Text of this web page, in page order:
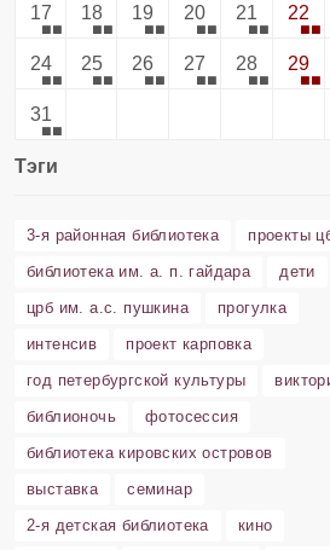
17 18 19 20 21 22
24 25 26 27 28 29
31
Тэги
3-я районная библиотека
проекты
библиотека им. а. п. гайдара
дети
црб им. а.с. пушкина
прогулка
интенсив
проект карповка
год петербургской культуры
библионочь
фотосессия
библиотека кировских островов
выставка
семинар
2-я детская библиотека
кино